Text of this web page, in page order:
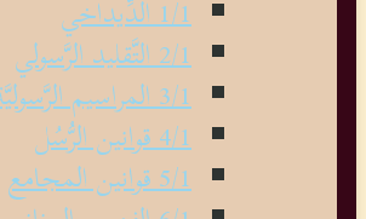
1/1 الدِّيداخي
2/1 التَّقليد الرَّسولي
3/1 المراسيم الرَّسوليَّة
4/1 قوانين الرُّسُل
5/1 قوانين المجامع